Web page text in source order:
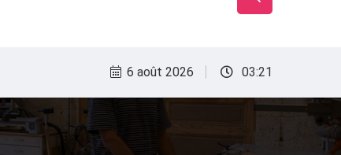
6 août 2026 03:21